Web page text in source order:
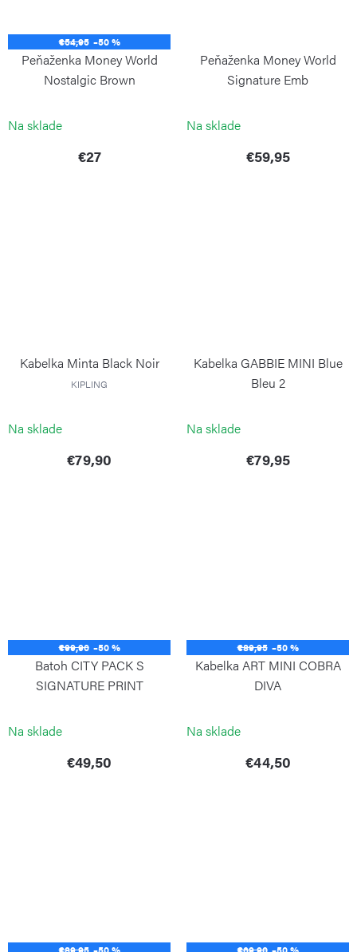
€54,95 –50 %
Peňaženka Money World
Nostalgic Brown
Na sklade
€27
Peňaženka Money World
Signature Emb
Na sklade
€59,95
Kabelka Minta Black Noir
KIPLING
Na sklade
€79,90
Kabelka GABBIE MINI Blue
Bleu 2
Na sklade
€79,95
€99,90 –50 %
Batoh CITY PACK S
SIGNATURE PRINT
Na sklade
€49,50
€89,95 –50 %
Kabelka ART MINI COBRA
DIVA
Na sklade
€44,50